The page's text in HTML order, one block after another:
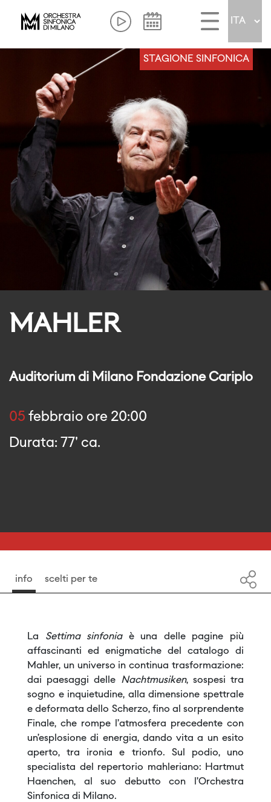
STAGIONE SINFONICA
MAHLER
Auditorium di Milano Fondazione Cariplo
05 febbraio ore 20:00
Durata: 77' ca.
info scelti per te
La Settima sinfoniaè una delle pagine più
affascinanti ed enigmatiche del catalogo di
Mahler, un universo in continua trasformazione:
dai paesaggi delle Nachtmusiken, sospesi tra
sogno e inquietudine, alla dimensione spettrale
e deformata dello Scherzo, fino al sorprendente
Finale, che rompe l’atmosfera precedente con
un’esplosione di energia, dando vita a un esito
aperto, tra ironia e trionfo. Sul podio, uno
specialista del repertorio mahleriano: Hartmut
Haenchen, al suo debutto con l’Orchestra
Sinfonica di Milano.